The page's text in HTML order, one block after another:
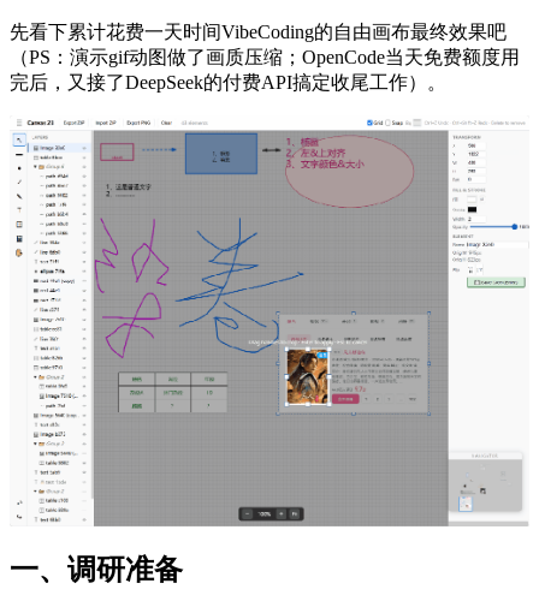
先看下累计花费一天时间VibeCoding的自由画布最终效果吧
（PS：演示gif动图做了画质压缩；OpenCode当天免费额度用
完后，又接了DeepSeek的付费API搞定收尾工作）。
一、调研准备